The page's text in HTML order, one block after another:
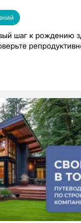
шаг к рождению